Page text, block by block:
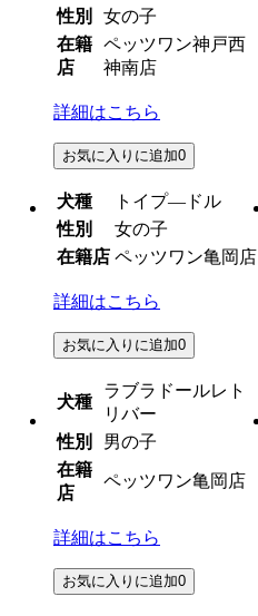
性別
女の子
在籍
店
ペッツワン神戸西
神南店
詳細はこちら
お気に入りに追加0
犬種
トイプ―ドル
性別
女の子
在籍店 ペッツワン亀岡店
詳細はこちら
お気に入りに追加0
犬種
ラブラドールレト
リバー
性別
男の子
在籍
店
ペッツワン亀岡店
詳細はこちら
お気に入りに追加0